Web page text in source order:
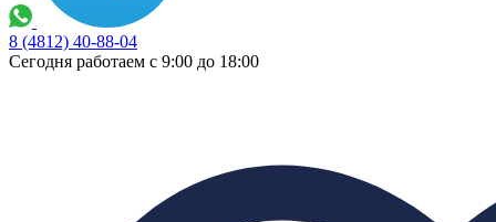
8 (4812) 40-88-04
Сегодня работаем с 9:00 до 18:00